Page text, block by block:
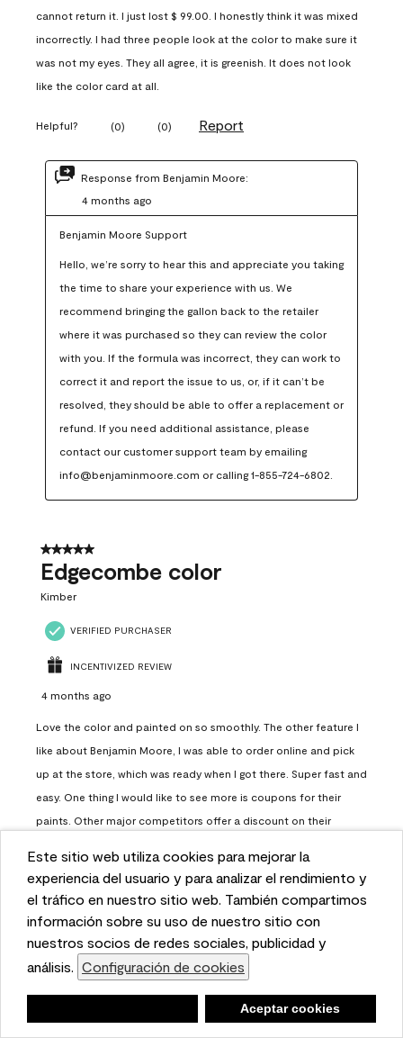
This website uses cookies to enhance user experience
and to analyze performance and traffic on our website.
We also share information about your use of our site
with our social media, advertising, and analytics
partners. Cookie Settings
Accept Cookies
Este sitio web utiliza cookies para mejorar la
experiencia del usuario y para analizar el rendimiento y
el tráfico en nuestro sitio web. También compartimos
información sobre su uso de nuestro sitio con
nuestros socios de redes sociales, publicidad y
análisis. Configuración de cookies
Aceptar cookies
cannot return it. I just lost $ 99.00. I honestly think it was mixed
incorrectly. I had three people look at the color to make sure it
was not my eyes. They all agree, it is greenish. It does not look
like the color card at all.
Helpful? (0) (0) Report
Response from Benjamin Moore:
4 months ago
Benjamin Moore Support
Hello, we’re sorry to hear this and appreciate you taking
the time to share your experience with us. We
recommend bringing the gallon back to the retailer
where it was purchased so they can review the color
with you. If the formula was incorrect, they can work to
correct it and report the issue to us, or, if it can’t be
resolved, they should be able to offer a replacement or
refund. If you need additional assistance, please
contact our customer support team by emailing
info@benjaminmoore.com or calling 1-855-724-6802.
5 out of 5 stars.
Edgecombe color
Kimber
VERIFIED PURCHASER
INCENTIVIZED REVIEW
4 months ago
Love the color and painted on so smoothly. The other feature I
like about Benjamin Moore, I was able to order online and pick
up at the store, which was ready when I got there. Super fast and
easy. One thing I would like to see more is coupons for their
paints. Other major competitors offer a discount on their
Helpful? (0 (0) Report
Load More